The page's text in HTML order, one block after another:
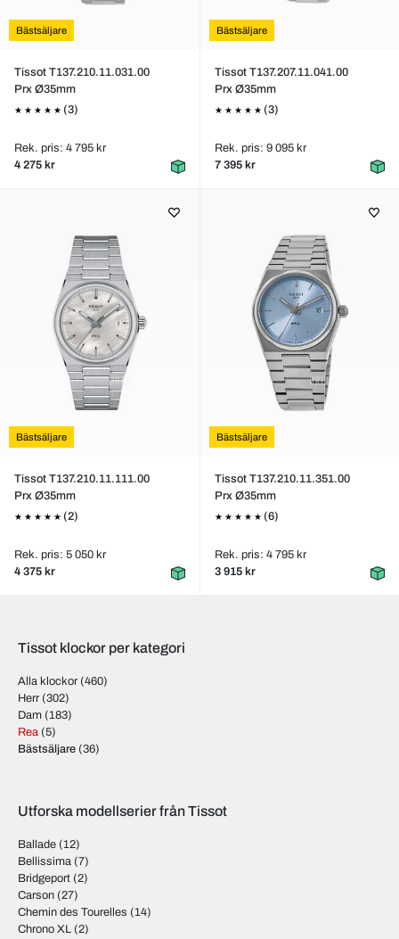
Bästsäljare
Tissot T137.210.11.031.00
Prx Ø35mm
(3)
Rek. pris: 4 795 kr
4 275 kr
Bästsäljare
Tissot T137.207.11.041.00
Prx Ø35mm
(3)
Rek. pris: 9 095 kr
7 395 kr
Bästsäljare
Tissot T137.210.11.111.00
Prx Ø35mm
(2)
Rek. pris: 5 050 kr
4 375 kr
Bästsäljare
Tissot T137.210.11.351.00
Prx Ø35mm
(6)
Rek. pris: 4 795 kr
3 915 kr
Tissot klockor per kategori
Alla klockor (460)
Herr (302)
Dam (183)
Rea (5)
Bästsäljare (36)
Utforska modellserier från Tissot
Ballade (12)
Bellissima (7)
Bridgeport (2)
Carson (27)
Chemin des Tourelles (14)
Chrono XL (2)